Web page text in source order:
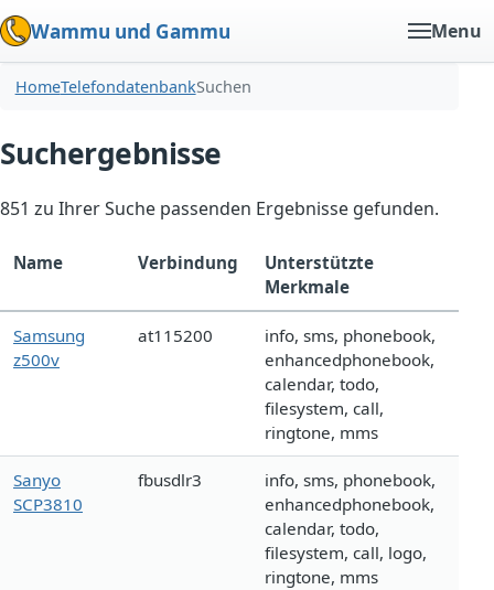
Wammu und Gammu Menu
HomeTelefondatenbankSuchen
Suchergebnisse
851 zu Ihrer Suche passenden Ergebnisse gefunden.
Name Verbindung
Unterstützte
Merkmale
Samsung
z500v
at115200
info, sms, phonebook,
enhancedphonebook,
calendar, todo,
filesystem, call,
ringtone, mms
Sanyo
SCP3810
fbusdlr3
info, sms, phonebook,
enhancedphonebook,
calendar, todo,
filesystem, call, logo,
ringtone, mms